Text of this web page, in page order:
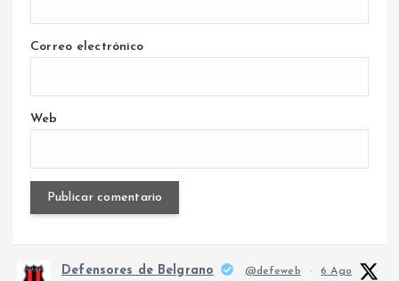
Correo electrónico
Web
Defensores de Belgrano @defeweb · 6 Ago